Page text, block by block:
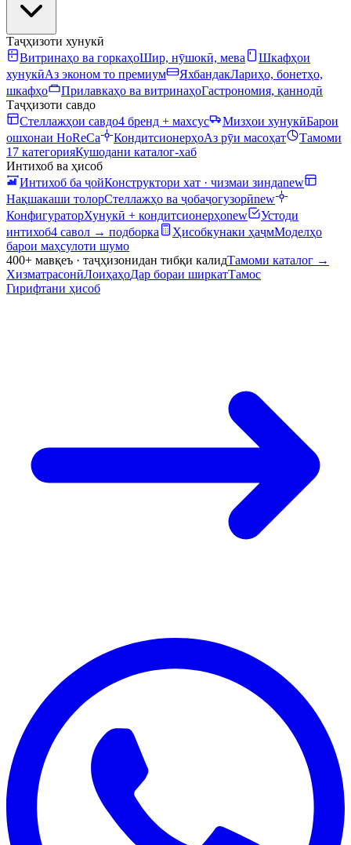
Таҷҳизоти хунукӣ
Витринаҳо ва горкаҳоШир, нӯшокӣ, мева
Шкафҳои
хунукӣАз эконом то премиум ЯхбандакЛариҳо, бонетҳо,
шкафҳо
Прилавкаҳо ва витринаҳоГастрономия, қаннодӣ
Таҷҳизоти савдо
Стеллажҳои савдо4 бренд + махсус Мизҳои хунукӣБарои
ошхонаи HoReCa
КондитсионерҳоАз рӯи масоҳат
Тамоми
17 категорияКушодани каталог-хаб
Интихоб ва ҳисоб
Интихоб ба ҷойКонструктори хат · чизмаи зиндаnew
Нақшакаши толорСтеллажҳо ва ҷобаҷогузорӣnew
КонфигураторХунукӣ + кондитсионерҳоnew
Устоди
интихоб4 савол → подборка Ҳисобкунаки ҳаҷмМоделҳо
барои маҳсулоти шумо
400+ мавқеъ · таҷҳизонидан тибқи калидТамоми каталог →
ХизматрасонӣЛоиҳаҳоДар бораи ширкатТамос
Гирифтани ҳисоб